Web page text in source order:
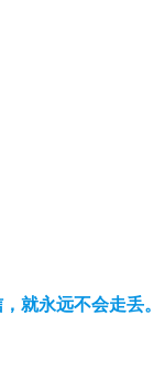
就永远不会走丢。